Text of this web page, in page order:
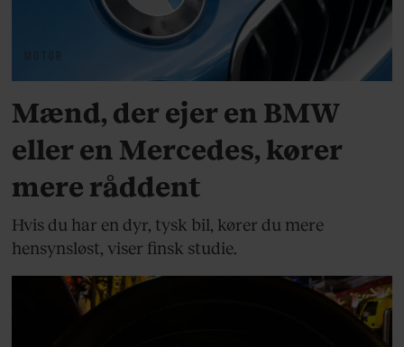
MOTOR
Mænd, der ejer en BMW
eller en Mercedes, kører
mere råddent
Hvis du har en dyr, tysk bil, kører du mere
hensynsløst, viser finsk studie.